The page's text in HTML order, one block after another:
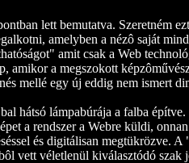
lett bemutatva. Szeretném
amelyben a nézô saját
amit csak a Web
amikor a megszokott
mellé egy új eddig nem ismert
hátsó lámpabúrája a falba építve.
a rendszer a Webre küldi,
és digitálisan megtükrözve. A
vett véletlenül kiválasztódó szak